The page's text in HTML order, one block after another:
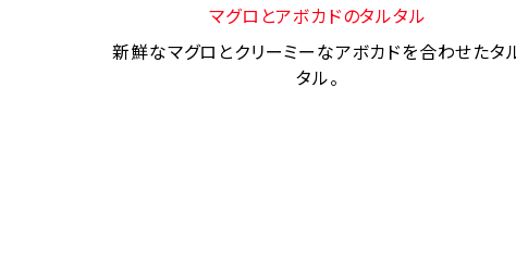
マグロとアボカドのタルタル
新鮮なマグロとクリーミーなアボカドを合わせたタ
タル。